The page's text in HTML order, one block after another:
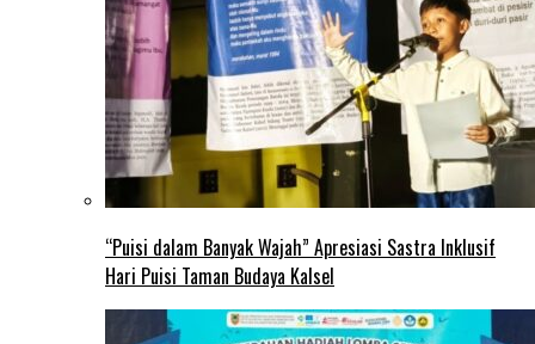
“Puisi dalam Banyak Wajah” Apresiasi Sastra Inklusif
Hari Puisi Taman Budaya Kalsel